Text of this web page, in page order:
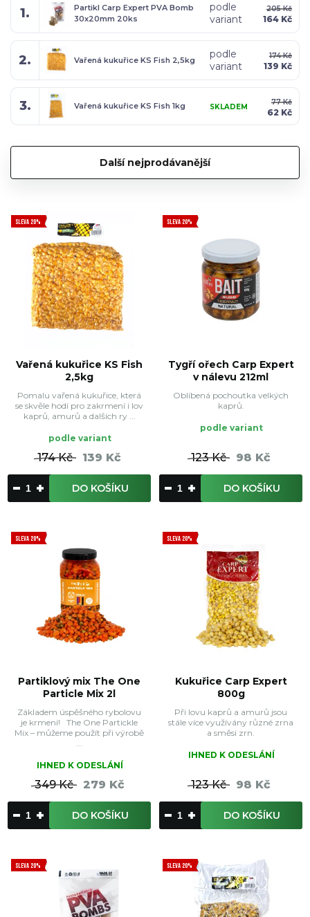
1.
Partikl Carp Expert PVA Bomb
30x20mm 20ks
podle
variant
205 Kč
164 Kč
2. Vařená kukuřice KS Fish 2,5kg
podle
variant
174 Kč
139 Kč
3. Vařená kukuřice KS Fish 1kg SKLADEM
77 Kč
62 Kč
Další nejprodávanější
SLEVA 20%
Vařená kukuřice KS Fish
2,5kg
Pomalu vařená kukuřice, která
se skvěle hodí pro zakrmení i lov
kaprů, amurů a dalších ry ...
podle variant
174 Kč 139 Kč
DO KOŠÍKU
SLEVA 20%
Tygří ořech Carp Expert
v nálevu 212ml
Oblíbená pochoutka velkých
kaprů.
podle variant
123 Kč 98 Kč
DO KOŠÍKU
SLEVA 20%
Partiklový mix The One
Particle Mix 2l
Základem úspěšného rybolovu
je krmení! The One Partickle
Mix – můžeme použít při výrobě
...
IHNED K ODESLÁNÍ
349 Kč 279 Kč
DO KOŠÍKU
SLEVA 20%
Kukuřice Carp Expert
800g
Při lovu kaprů a amurů jsou
stále více využívány různé zrna
a směsi zrn.
IHNED K ODESLÁNÍ
123 Kč 98 Kč
DO KOŠÍKU
SLEVA 20% SLEVA 20%